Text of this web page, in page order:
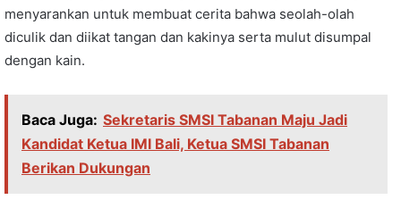
menyarankan untuk membuat cerita bahwa seolah-olah
diculik dan diikat tangan dan kakinya serta mulut disumpal
dengan kain.
Baca Juga: Sekretaris SMSI Tabanan Maju Jadi
Kandidat Ketua IMI Bali, Ketua SMSI Tabanan
Berikan Dukungan